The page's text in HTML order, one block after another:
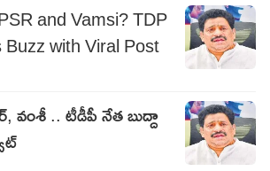
and Vamsi? TDP
with Viral Post
వంశీ .. టీడీపీ నేత బుద్దా